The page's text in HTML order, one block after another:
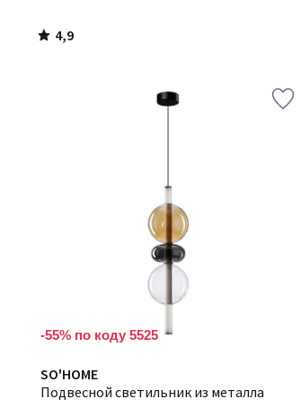
4,9
/
-55% по коду 5525
SO'HOME
Подвесной светильник из металла